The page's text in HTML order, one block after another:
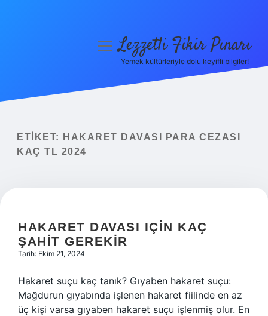
Yasal Uyarı
menüyüLezzetli Fikir Pınarı
Yemek kültürleriyle dolu keyifli bilgiler!
ETIKET:
HAKARET DAVASI PARA CEZASI
KAÇ TL 2024
HAKARET DAVASI IÇIN KAÇ
ŞAHIT GEREKIR
Tarih: Ekim 21, 2024
Hakaret suçu kaç tanık? Gıyaben hakaret suçu:
Mağdurun gıyabında işlenen hakaret fiilinde en az
üç kişi varsa gıyaben hakaret suçu işlenmiş olur. En